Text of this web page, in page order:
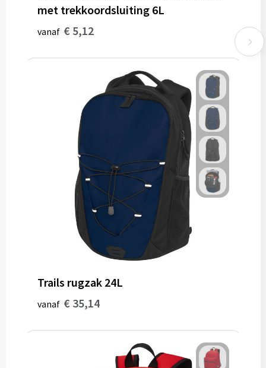
met trekkoordsluiting 6L
vanaf € 5,12
Trails rugzak 24L
vanaf € 35,14